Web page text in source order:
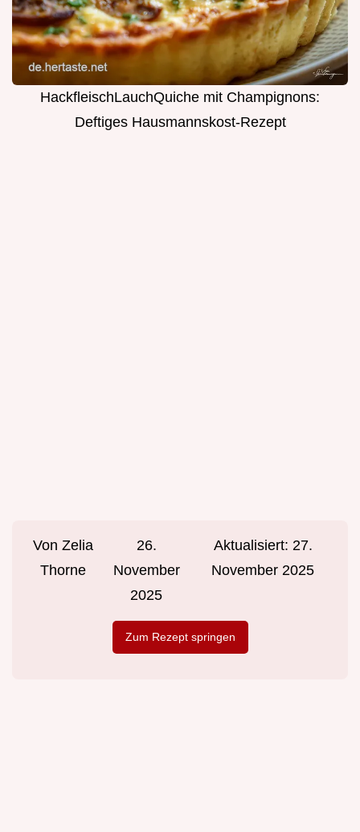
HackfleischLauchQuiche mit Champignons:
Deftiges Hausmannskost-Rezept
VonZelia
Thorne
26.
November
2025
Aktualisiert: 27.
November 2025
Zum Rezept springen